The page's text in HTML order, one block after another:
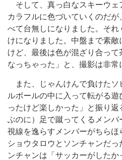
そして、真っ白なスキーウェ
カラフルに色づいていくのだ
べて台無しになりました。そ
けになりました。中盤まで素
けど、最後は色が混ざり合って
なっちゃった」と、撮影は非常
また、じゃんけんで負けたソ
ルボールの中に入って転がる
ったけど楽しかった」と振り
ぶのに）足で蹴ってくるメンバ
視線を逸らすメンバーがちらほ
ショウタロウとソンチャンだ
ンチャンは「サッカーがした